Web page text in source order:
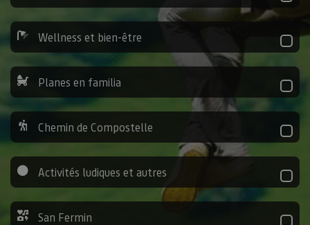
Wellness et bien-être
Planes en familia
Chemin de Compostelle
Activités ludiques et autres
San Fermin